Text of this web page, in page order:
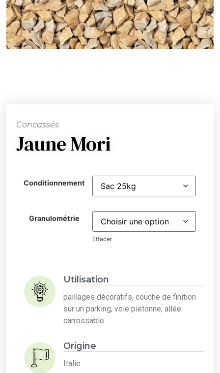
Concassés
Jaune Mori
Conditionnement
Granulométrie
Effacer
Utilisation
paillages décoratifs, couche de finition
sur un parking, voie piétonne, allée
carrossable.
Origine
Italie